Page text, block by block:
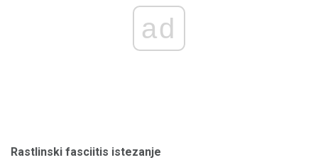
ad
Rastlinski fasciitis istezanje